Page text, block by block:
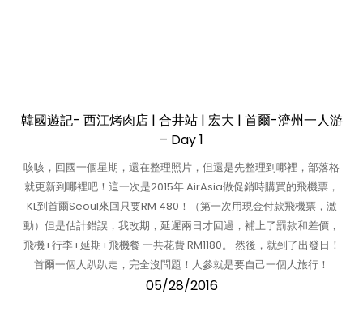
韓國遊記- 西江烤肉店 | 合井站 | 宏大 | 首爾-濟州一人游
– Day 1
咳咳，回國一個星期，還在整理照片，但還是先整理到哪裡，部落格
就更新到哪裡吧！這一次是2015年 AirAsia做促銷時購買的飛機票，
KL到首爾Seoul來回只要RM 480！（第一次用現金付款飛機票，激
動）但是估計錯誤，我改期，延遲兩日才回過，補上了罰款和差價，
飛機+行李+延期+飛機餐 一共花費 RM1180。 然後，就到了出發日！
首爾一個人趴趴走，完全沒問題！人參就是要自己一個人旅行！
05/28/2016